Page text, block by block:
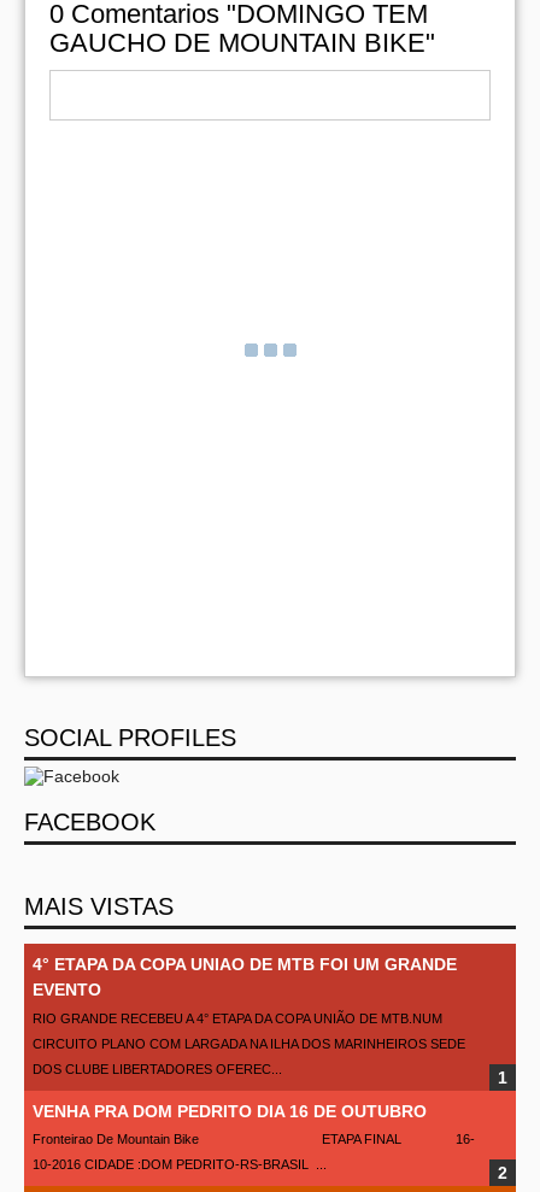
0 Comentarios "DOMINGO TEM
GAUCHO DE MOUNTAIN BIKE"
SOCIAL PROFILES
FACEBOOK
MAIS VISTAS
4° ETAPA DA COPA UNIAO DE MTB FOI UM GRANDE
EVENTO
RIO GRANDE RECEBEU A 4° ETAPA DA COPA UNIÃO DE MTB.NUM
CIRCUITO PLANO COM LARGADA NA ILHA DOS MARINHEIROS SEDE
DOS CLUBE LIBERTADORES OFEREC...
VENHA PRA DOM PEDRITO DIA 16 DE OUTUBRO
Fronteirao De Mountain Bike ETAPA FINAL 16-
10-2016 CIDADE :DOM PEDRITO-RS-BRASIL ...